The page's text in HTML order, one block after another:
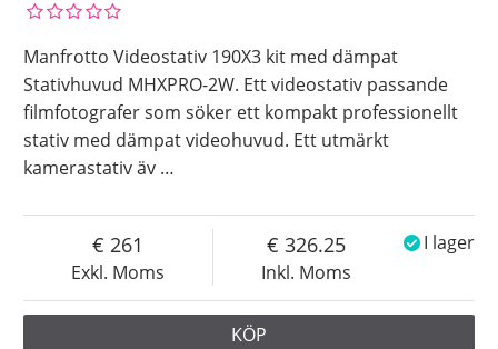
Manfrotto Videostativ 190X3 kit med dämpat
Stativhuvud MHXPRO-2W. Ett videostativ passande
filmfotografer som söker ett kompakt professionellt
stativ med dämpat videohuvud. Ett utmärkt
kamerastativ äv …
Exkl. Moms
261
Inkl. Moms
326.25 I lager
KÖP